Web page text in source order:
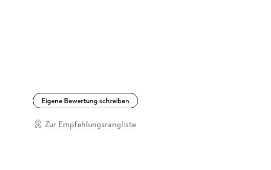
Eigene Bewertung schreiben
Zur Empfehlungsrangliste